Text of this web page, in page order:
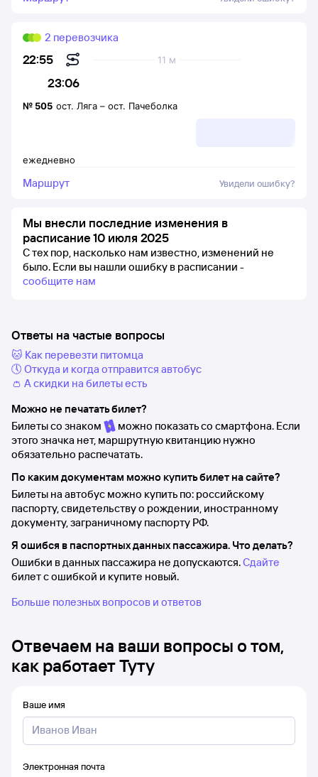
22:55
23:06
11 м
2 перевозчика
ежедневно
№ 505 ост. Ляга – ост. Пачеболка
Маршрут Увидели ошибку?
Мы внесли последние изменения в
расписание 10 июля 2025
С тех пор, насколько нам известно, изменений не
было. Если вы нашли ошибку в расписании -
сообщите нам
Ответы на частые вопросы
🐱 Как перевезти питомца
🕔 Откуда и когда отправится автобус
👛 А скидки на билеты есть
Можно не печатать билет?
Билеты со знаком
можно показать со смартфона. Если
этого значка нет, маршрутную квитанцию нужно
обязательно распечатать.
По каким документам можно купить билет на сайте?
Билеты на автобус можно купить по: российскому
паспорту, свидетельству о рождении, иностранному
документу, заграничному паспорту РФ.
Я ошибся в паспортных данных пассажира. Что делать?
Ошибки в данных пассажира не допускаются.Сдайте
билет с ошибкой и купите новый.
Больше полезных вопросов и ответов
Отвечаем на ваши вопросы о том,
как работает Туту
Ваше имя
Электронная почта